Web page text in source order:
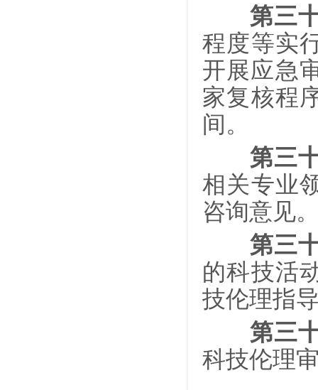
第三
程度等实
开展应急
家复核程
间。
第三
相关专业
咨询意见
第三
的科技活
技伦理指
第三
科技伦理